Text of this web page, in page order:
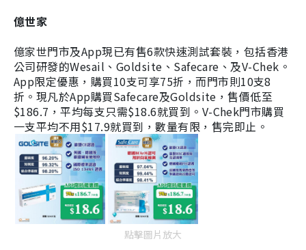
億世家
億家世門市及App現已有售6款快速測試套裝，包括香港
公司研發的Wesail、Goldsite、Safecare、及V-Chek。
App限定優惠，購買10支可享75折，而門市則10支8
折。現凡於App購買Safecare及Goldsite，售價低至
$186.7，平均每支只需$18.6就買到。V-Chek門市購買
一支平均不用$17.9就買到，數量有限，售完即止。
點擊圖片放大